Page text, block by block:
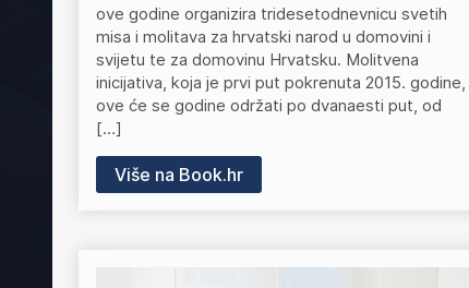
ove godine organizira tridesetodnevnicu svetih
misa i molitava za hrvatski narod u domovini i
svijetu te za domovinu Hrvatsku. Molitvena
inicijativa, koja je prvi put pokrenuta 2015. godine,
ove će se godine održati po dvanaesti put, od
[…]
Više na Book.hr